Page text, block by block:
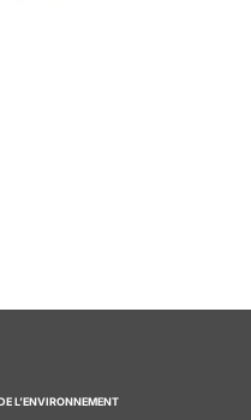
L’ENVIRONNEMENT